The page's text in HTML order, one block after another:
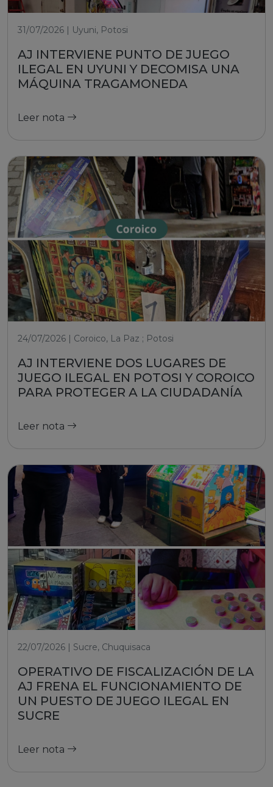
31/07/2026 | Uyuni, Potosi
AJ INTERVIENE PUNTO DE JUEGO
ILEGAL EN UYUNI Y DECOMISA UNA
MÁQUINA TRAGAMONEDA
Leer nota
24/07/2026 | Coroico, La Paz ; Potosi
AJ INTERVIENE DOS LUGARES DE
JUEGO ILEGAL EN POTOSI Y COROICO
PARA PROTEGER A LA CIUDADANÍA
Leer nota
22/07/2026 | Sucre, Chuquisaca
OPERATIVO DE FISCALIZACIÓN DE LA
AJ FRENA EL FUNCIONAMIENTO DE
UN PUESTO DE JUEGO ILEGAL EN
SUCRE
Leer nota